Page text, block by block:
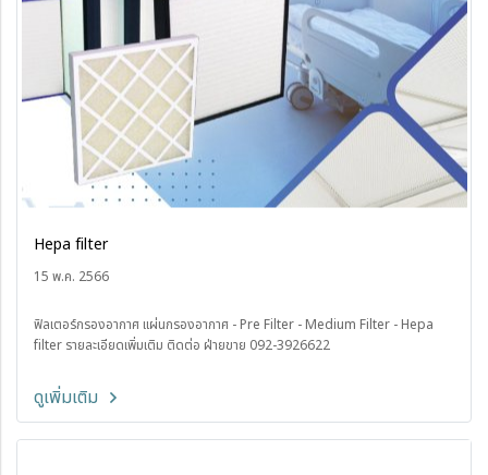
Hepa filter
15 พ.ค. 2566
ฟิลเตอร์กรองอากาศ แผ่นกรองอากาศ - Pre Filter - Medium Filter - Hepa
filter รายละเอียดเพิ่มเติม ติดต่อ ฝ่ายขาย 092-3926622
ดูเพิ่มเติม